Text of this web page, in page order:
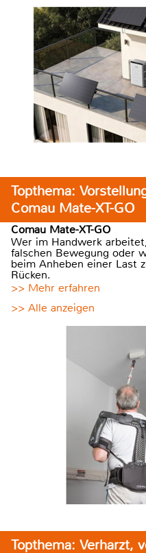
Topthema:
Comau Mate-XT-GO
Comau Mate-XT-GO
Wer im Handwerk
falschen Bewegung oder
beim Anheben einer Last
Rücken.
>> Mehr erfahren
>> Alle anzeigen
Topthema: Verharzt,